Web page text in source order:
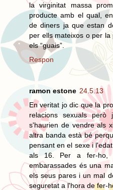
la virginitat massa
producte amb el qual,
de diners ja que estan
per ells mateixos o per
els “guais”.
Respon
ramon estone 24.5.13
En veritat jo dic que la
relacions sexuals però
s'haurien de vendre als
altra banda està bé
pensant en el sexe i
als 16. Per a fer-ho,
embarassades és una
els seus pares i un mal
seguretat a l'hora de fer-